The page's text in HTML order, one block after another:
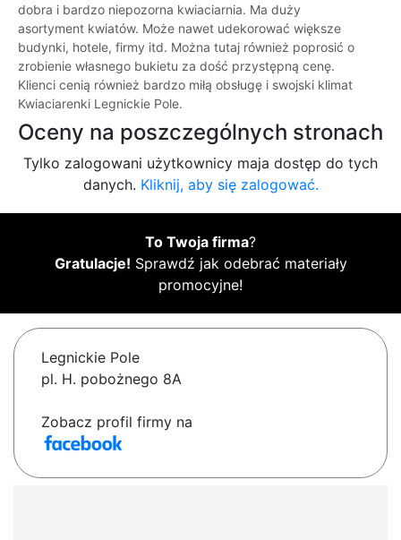
dobra i bardzo niepozorna kwiaciarnia. Ma duży
asortyment kwiatów. Może nawet udekorować większe
budynki, hotele, firmy itd. Można tutaj również poprosić o
zrobienie własnego bukietu za dość przystępną cenę.
Klienci cenią również bardzo miłą obsługę i swojski klimat
Kwiaciarenki Legnickie Pole.
Oceny na poszczególnych stronach
Tylko zalogowani użytkownicy maja dostęp do tych
danych. Kliknij, aby się zalogować.
To Twoja firma?
Gratulacje! Sprawdź jak odebrać materiały
promocyjne!
Legnickie Pole
pl. H. pobożnego 8A
Zobacz profil firmy na